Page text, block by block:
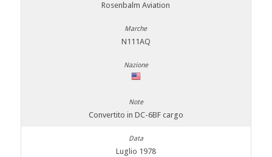
Rosenbalm Aviation
N111AQ
Convertito in DC-6BF cargo
Luglio 1978